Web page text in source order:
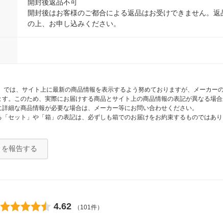
開封後返品不可
開封後はお客様のご都合による返品はお受けできません。
の上、お申し込みください。
では、サイト上に最新の商品情報を表示するよう努めておりますが、メーカ
す。このため、実際にお届けする商品とサイト上の商品情報の表記が異なる
細な商品情報が必要な場合は、メーカー等にお問い合わせください。
「セット」や「箱」の表記は、必ずしも箱でのお届けをお約束するものではあ
報告する
4.62 （101件）